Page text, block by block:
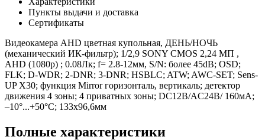
Пункты выдачи и доставка
Сертификаты
Видеокамера AHD цветная купольная, ДЕНЬ/НОЧЬ
(механический ИК-фильтр); 1/2,9 SONY CMOS 2,24 МП ,
AHD (1080p) ; 0.08Лк; f= 2.8-12мм, S/N: более 45dB; OSD;
FLK; D-WDR; 2-DNR; 3-DNR; HSBLC; ATW; AWC-SET; Sens-
UP X30; функция Mirror горизонталь, вертикаль; детектор
движения 4 зоны; 4 приватных зоны; DC12В/AC24В/ 160мА;
–10°...+50°C; 133x96,6мм
Полные характеристики